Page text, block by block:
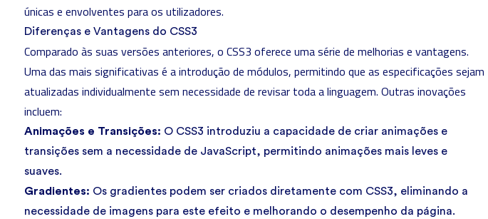
únicas e envolventes para os utilizadores.
Diferenças e Vantagens do CSS3
Comparado às suas versões anteriores, o CSS3 oferece uma série de melhorias e vantagens.
Uma das mais significativas é a introdução de módulos, permitindo que as especificações sejam
atualizadas individualmente sem necessidade de revisar toda a linguagem. Outras inovações
incluem:
Animações e Transições: O CSS3 introduziu a capacidade de criar animações e
transições sem a necessidade de JavaScript, permitindo animações mais leves e
suaves.
Gradientes: Os gradientes podem ser criados diretamente com CSS3, eliminando a
necessidade de imagens para este efeito e melhorando o desempenho da página.